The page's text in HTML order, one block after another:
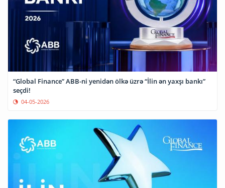
“Global Finance” ABB-ni yenidən ölkə üzrə “İlin ən yaxşı bankı”
seçdi!
04-05-2026